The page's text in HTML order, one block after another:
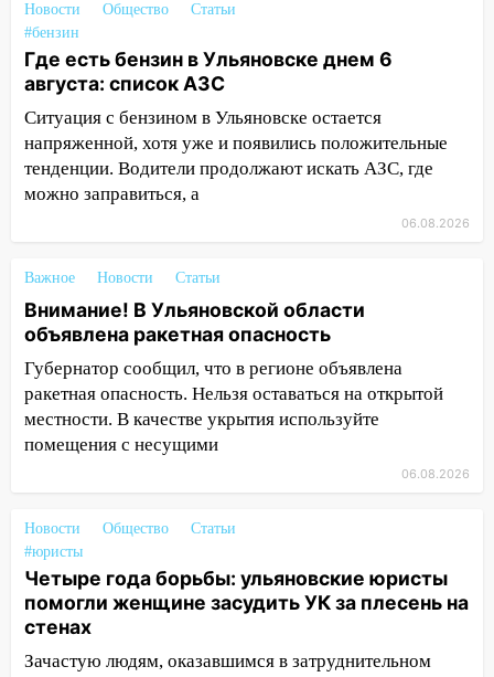
18:02
В Ульяновск едут звезды
баскетбола!
17:08 Ульяновский областной суд
оставил в силе приговор руководству
«УльяновскФармации» за махинации на
3,2 млн рублей
16:09
Ветераны легкой атлетики из
16:02
В Ульяновской области убрали
более 28% площадей зерновых и
зернобобовых культур
15:51 Бросила кирпич в жену брата: в
Ульяновской области завели дело на
агрессивную женщину
15:15
Проводил до квартиры и ограбил:
новый кавалер женщины оказался
рецидивистом
14:26
Новости Общество
Статьи
#бензин
Где есть бензин в Ульяновске днем 6
августа: список АЗС
Ситуация с бензином в Ульяновске остается
напряженной, хотя уже и появились положительные
тенденции. Водители продолжают искать АЗС, где
можно заправиться, а
06.08.2026
Важное Новости Статьи
Внимание! В Ульяновской области
объявлена ракетная опасность
Губернатор сообщил, что в регионе объявлена
ракетная опасность. Нельзя оставаться на открытой
местности. В качестве укрытия используйте
помещения с несущими
06.08.2026
Новости Общество
Статьи
#юристы
Четыре года борьбы: ульяновские юристы
помогли женщине засудить УК за плесень на
стенах
Зачастую людям, оказавшимся в затруднительном